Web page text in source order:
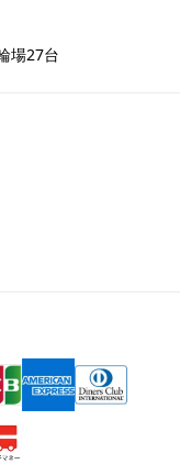
場27台